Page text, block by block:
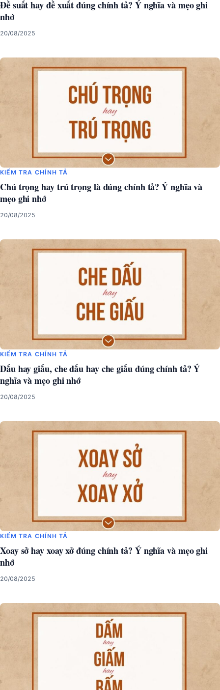
Đề suất hay đề xuất đúng chính tả? Ý nghĩa và mẹo ghi
nhớ
20/08/2025
KIỂM TRA CHÍNH TẢ
Chú trọng hay trú trọng là đúng chính tả? Ý nghĩa và
mẹo ghi nhớ
20/08/2025
KIỂM TRA CHÍNH TẢ
Dấu hay giấu, che dấu hay che giấu đúng chính tả? Ý
nghĩa và mẹo ghi nhớ
20/08/2025
KIỂM TRA CHÍNH TẢ
Xoay sở hay xoay xở đúng chính tả? Ý nghĩa và mẹo ghi
nhớ
20/08/2025